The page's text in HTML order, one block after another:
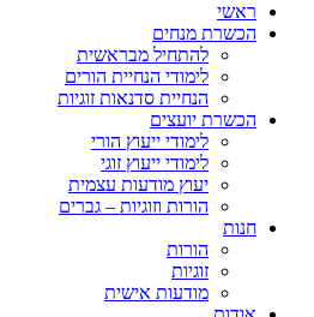
ראשי
הכשרת מנחים
להתחיל מבראשית
לימודי הנחיית הורים
הנחיית סדנאות זוגיות
הכשרת יועצים
לימודי ייעוץ הורי
לימודי ייעוץ זוגי
יעוץ מודעות עצמית
הורות וזוגיות – גברים
חנות
הורות
זוגיות
מודעות אישית